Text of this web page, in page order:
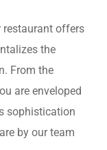
restaurant offers
the
From the
are enveloped
sophistication
by our team